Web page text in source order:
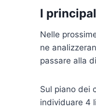
I
Nelle
ne
passare alla
Sul piano dei
individuare 4